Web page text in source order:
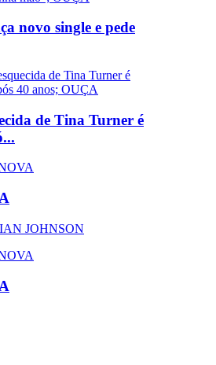
novo single e pede
de Tina Turner é
JOHNSON